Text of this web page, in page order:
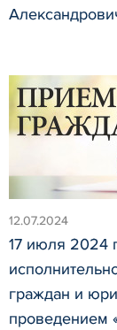
12.07.2024
17 июля 2024
граждан и
проведением